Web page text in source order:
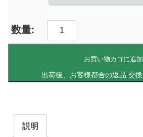
お買い物カゴに追加
説明